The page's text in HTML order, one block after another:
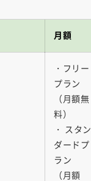
月額
・フリー
プラン
（月額無
料）
・ スタン
ダードプ
ラン
（月額